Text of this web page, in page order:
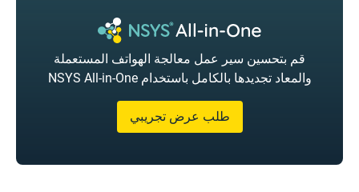
قم بتحسين سير عمل معالجة الهواتف المستعملة
والمعاد تجديدها بالكامل باستخدام NSYS All-in-One
طلب عرض تجريبي